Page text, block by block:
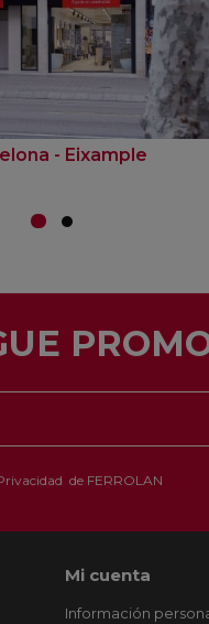
- Eixample
de FERROLAN
Mi cuenta
Información